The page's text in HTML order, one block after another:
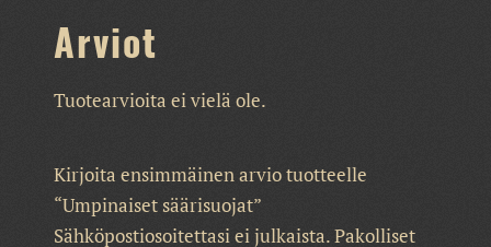
Arviot
Tuotearvioita ei vielä ole.
Kirjoita ensimmäinen arvio tuotteelle
“Umpinaiset säärisuojat”
Sähköpostiosoitettasi ei julkaista.Pakolliset